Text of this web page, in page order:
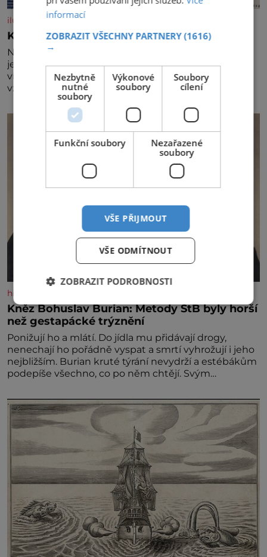
iluxus.cz
Král vín začíná třetí dekádu
Největší český vinařský projekt Král vín ve svém již
jednadvacátém ročníku představil nejlepší domácí
vína. Ta vybírala odborná porota z celkem 1260
vzorků od 157 vinařů. Král vín, který se – i pře
historyplus.cz
Kněz Bohuslav Burian: Metody StB byly horší
než gestapácké trýznění
Ponižují ho a mlátí. Do jídla mu přidávají drogy,
nenechají ho pořádně vyspat a smrtí vyhrožují i jeho
nejbližším. Burian kruté týrání nevydrží a estébákům
podepíše všechno, co po něm chtějí. Svým
výslechů nikdo nevyvíjel fyzický ani psychický nátlak.
Syn brněnského řezníka chce být knězem a
informací
ZOBRAZIT VŠECHNY PARTNERY(1616)
→
Nezbytně
nutné
soubory
Výkonové
soubory
Soubory
cílení
Funkční soubory
Nezařazené
soubory
VŠE PŘIJMOUT
VŠE ODMÍTNOUT
ZOBRAZIT PODROBNOSTI